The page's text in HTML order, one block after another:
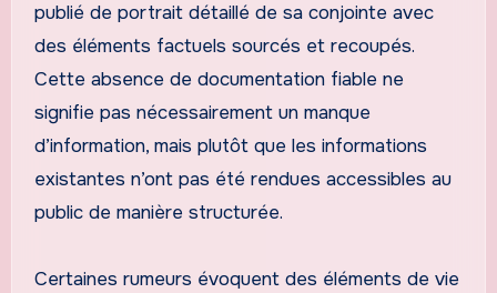
publié de portrait détaillé de sa conjointe avec
des éléments factuels sourcés et recoupés.
Cette absence de documentation fiable ne
signifie pas nécessairement un manque
d’information, mais plutôt que les informations
existantes n’ont pas été rendues accessibles au
public de manière structurée.
Certaines rumeurs évoquent des éléments de vie